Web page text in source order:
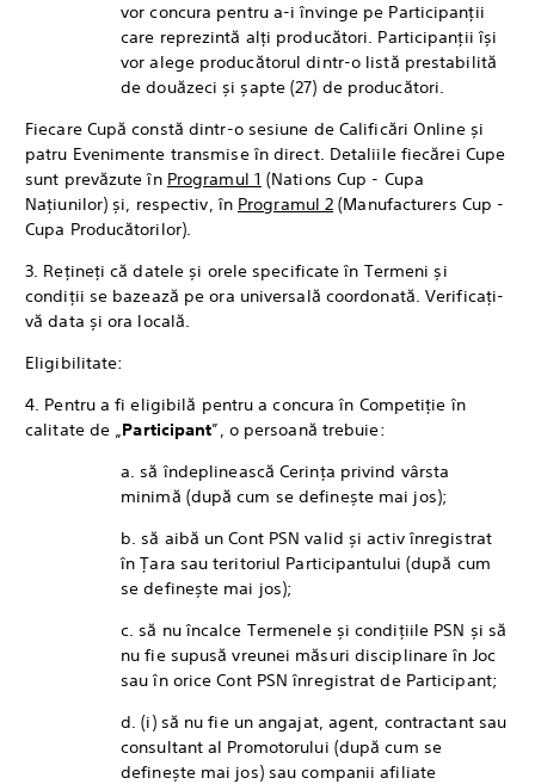
vor concura pentru a-i învinge pe Participanții
care reprezintă alți producători. Participanții își
vor alege producătorul dintr-o listă prestabilită
de douăzeci și șapte (27) de producători.
Fiecare Cupă constă dintr-o sesiune de Calificări Online și
patru Evenimente transmise în direct. Detaliile fiecărei Cupe
sunt prevăzute în Programul 1 (Nations Cup - Cupa
Națiunilor) și, respectiv, în Programul 2 (Manufacturers Cup -
Cupa Producătorilor).
3. Rețineți că datele și orele specificate în Termeni și
condiții se bazează pe ora universală coordonată. Verificați-
vă data și ora locală.
Eligibilitate:
4. Pentru a fi eligibilă pentru a concura în Competiție în
calitate de „Participant”, o persoană trebuie:
a. să îndeplinească Cerința privind vârsta
minimă (după cum se definește mai jos);
b. să aibă un Cont PSN valid și activ înregistrat
în Țara sau teritoriul Participantului (după cum
se definește mai jos);
c. să nu încalce Termenele și condițiile PSN și să
nu fie supusă vreunei măsuri disciplinare în Joc
sau în orice Cont PSN înregistrat de Participant;
d. (i) să nu fie un angajat, agent, contractant sau
consultant al Promotorului (după cum se
definește mai jos) sau companii afiliate